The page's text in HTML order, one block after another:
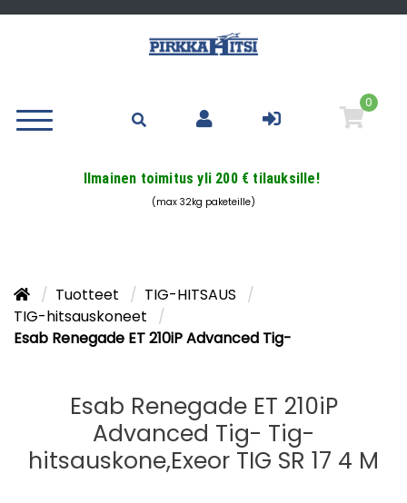
0
Ilmainen toimitus yli 200 € tilauksille!
(max 32kg paketeille)
Tuotteet
TIG-HITSAUS
TIG-hitsauskoneet
Esab Renegade ET 210iP Advanced Tig-
Esab Renegade ET 210iP
Advanced Tig- Tig-
hitsauskone,Exeor TIG SR 17 4 M